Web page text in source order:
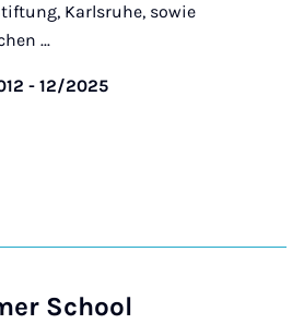
Karlsruhe, sowie
...
- 12/2025
School